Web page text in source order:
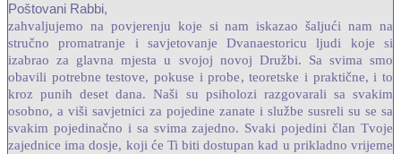
Poštovani Rabbi,
zahvaljujemo na povjerenju koje si nam iskazao šaljući nam na
stručno promatranje i savjetovanje Dvanaestoricu ljudi koje si
izabrao za glavna mjesta u svojoj novoj Družbi. Sa svima smo
obavili potrebne testove, pokuse i probe, teoretske i praktične, i to
kroz punih deset dana. Naši su psiholozi razgovarali sa svakim
osobno, a viši savjetnici za pojedine zanate i službe susreli su se sa
svakim pojedinačno i sa svima zajedno. Svaki pojedini član Tvoje
zajednice ima dosje, koji će Ti biti dostupan kad u prikladno vrijeme